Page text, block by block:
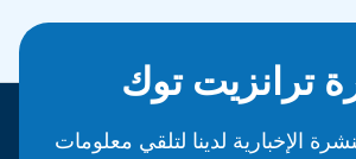
ترانزيت توك
الإخبارية لدينا لتلقي معلومات